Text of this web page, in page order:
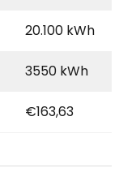
20.100 kWh
3550 kWh
€163,63